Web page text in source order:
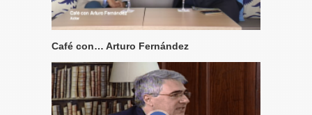
Café con… Arturo Fernández